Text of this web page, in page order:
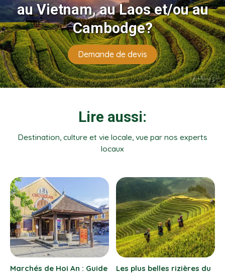
au Vietnam, au Laos et/ou au
Cambodge?
Demande de devis
Lire aussi:
Destination, culture et vie locale, vue par nos experts
locaux
Kuang Si : la plus belle
Festival des lanternes de